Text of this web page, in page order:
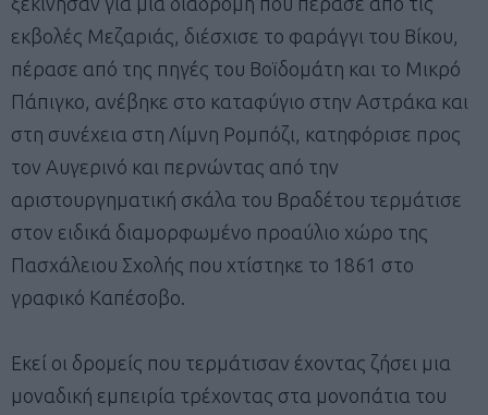
εκβολές Μεζαριάς, διέσχισε το φαράγγι του Βίκου,
πέρασε από της πηγές του Βοϊδομάτη και το Μικρό
Πάπιγκο, ανέβηκε στο καταφύγιο στην Αστράκα και
στη συνέχεια στη Λίμνη Ρομπόζι, κατηφόρισε προς
τον Αυγερινό και περνώντας από την
αριστουργηματική σκάλα του Βραδέτου τερμάτισε
στον ειδικά διαμορφωμένο προαύλιο χώρο της
Πασχάλειου Σχολής που χτίστηκε το 1861 στο
γραφικό Καπέσοβο.
Εκεί οι δρομείς που τερμάτισαν έχοντας ζήσει μια
μοναδική εμπειρία τρέχοντας στα μονοπάτια του